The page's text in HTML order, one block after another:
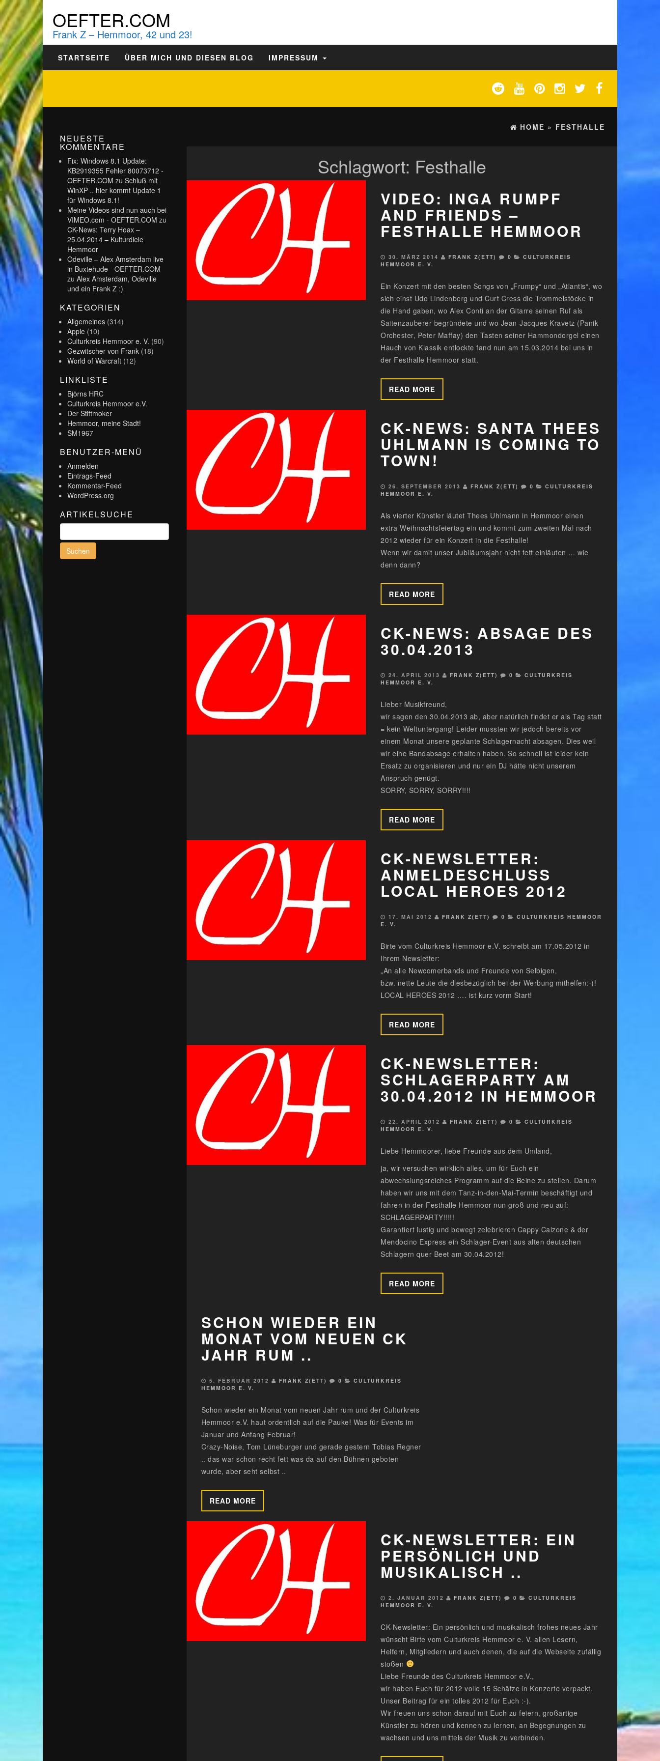
OEFTER.COM
Frank Z – Hemmoor, 42 und 23!
STARTSEITE ÜBER MICH UND DIESEN BLOG IMPRESSUM
NEUESTE
KOMMENTARE
Fix: Windows 8.1 Update:
KB2919355 Fehler 80073712 -
OEFTER.COM zuSchluß mit
WinXP .. hier kommt Update 1
für Windows 8.1!
Meine Videos sind nun auch bei
VIMEO.com - OEFTER.COM zu
CK-News: Terry Hoax –
25.04.2014 – Kulturdiele
Hemmoor
Odeville – Alex Amsterdam live
in Buxtehude - OEFTER.COM
zuAlex Amsterdam, Odeville
und ein Frank Z :)
KATEGORIEN
Allgemeines (314)
Apple (10)
Culturkreis Hemmoor e. V. (90)
Gezwitscher von Frank (18)
World of Warcraft (12)
LINKLISTE
Björns HRC
Culturkreis Hemmoor e.V.
Der Stiftmoker
Hemmoor, meine Stadt!
SM1967
BENUTZER-MENÜ
Anmelden
Eintrags-Feed
Kommentar-Feed
WordPress.org
ARTIKELSUCHE
Suchen
nach:
HOME » FESTHALLE
Schlagwort: Festhalle
VIDEO: INGA RUMPF
AND FRIENDS –
FESTHALLE HEMMOOR
30. MÄRZ 2014 FRANK Z(ETT) 0
CULTURKREIS
HEMMOOR E. V.
Ein Konzert mit den besten Songs von „Frumpy“ und „Atlantis“, wo
sich einst Udo Lindenberg und Curt Cress die Trommelstöcke in
die Hand gaben, wo Alex Conti an der Gitarre seinen Ruf als
Saitenzauberer begründete und wo Jean-Jacques Kravetz (Panik
Orchester, Peter Maffay) den Tasten seiner Hammondorgel einen
Hauch von Klassik entlockte fand nun am 15.03.2014 bei uns in
der Festhalle Hemmoor statt.
READ MORE
CK-NEWS: SANTA THEES
UHLMANN IS COMING TO
TOWN!
26. SEPTEMBER 2013 FRANK Z(ETT) 0
CULTURKREIS
HEMMOOR E. V.
Als vierter Künstler läutet Thees Uhlmann in Hemmoor einen
extra Weihnachtsfeiertag ein und kommt zum zweiten Mal nach
2012 wieder für ein Konzert in die Festhalle!
Wenn wir damit unser Jubiläumsjahr nicht fett einläuten … wie
denn dann?
READ MORE
CK-NEWS: ABSAGE DES
30.04.2013
24. APRIL 2013 FRANK Z(ETT) 0
CULTURKREIS
HEMMOOR E. V.
Lieber Musikfreund,
wir sagen den 30.04.2013 ab, aber natürlich findet er als Tag statt
= kein Weltuntergang! Leider mussten wir jedoch bereits vor
einem Monat unsere geplante Schlagernacht absagen. Dies weil
wir eine Bandabsage erhalten haben. So schnell ist leider kein
Ersatz zu organisieren und nur ein DJ hätte nicht unserem
Anspruch genügt.
SORRY, SORRY, SORRY!!!!
READ MORE
CK-NEWSLETTER:
ANMELDESCHLUSS
LOCAL HEROES 2012
17. MAI 2012 FRANK Z(ETT) 0
CULTURKREIS HEMMOOR
E. V.
Birte vom Culturkreis Hemmoor e.V. schreibt am 17.05.2012 in
Ihrem Newsletter:
„An alle Newcomerbands und Freunde von Selbigen,
bzw. nette Leute die diesbezüglich bei der Werbung mithelfen:-)!
LOCAL HEROES 2012 …. ist kurz vorm Start!
READ MORE
CK-NEWSLETTER:
SCHLAGERPARTY AM
30.04.2012 IN HEMMOOR
22. APRIL 2012 FRANK Z(ETT) 0
CULTURKREIS
HEMMOOR E. V.
Liebe Hemmoorer, liebe Freunde aus dem Umland,
ja, wir versuchen wirklich alles, um für Euch ein
abwechslungsreiches Programm auf die Beine zu stellen. Darum
haben wir uns mit dem Tanz-in-den-Mai-Termin beschäftigt und
fahren in der Festhalle Hemmoor nun groß und neu auf:
SCHLAGERPARTY!!!!!
Garantiert lustig und bewegt zelebrieren Cappy Calzone & der
Mendocino Express ein Schlager-Event aus alten deutschen
Schlagern quer Beet am 30.04.2012!
READ MORE
SCHON WIEDER EIN
MONAT VOM NEUEN CK
JAHR RUM ..
5. FEBRUAR 2012 FRANK Z(ETT) 0
CULTURKREIS
HEMMOOR E. V.
Schon wieder ein Monat vom neuen Jahr rum und der Culturkreis
Hemmoor e.V. haut ordentlich auf die Pauke! Was für Events im
Januar und Anfang Februar!
Crazy-Noise, Tom Lüneburger und gerade gestern Tobias Regner
.. das war schon recht fett was da auf den Bühnen geboten
wurde, aber seht selbst ..
READ MORE
CK-NEWSLETTER: EIN
PERSÖNLICH UND
MUSIKALISCH ..
2. JANUAR 2012 FRANK Z(ETT) 0
CULTURKREIS
HEMMOOR E. V.
CK-Newsletter: Ein persönlich und musikalisch frohes neues Jahr
wünscht Birte vom Culturkreis Hemmoor e. V. allen Lesern,
Helfern, Mitgliedern und auch denen, die auf die Webseite zufällig
stoßen
Liebe Freunde des Culturkreis Hemmoor e.V.,
wir haben Euch für 2012 volle 15 Schätze in Konzerte verpackt.
Unser Beitrag für ein tolles 2012 für Euch :-).
Wir freuen uns schon darauf mit Euch zu feiern, großartige
Künstler zu hören und kennen zu lernen, an Begegnungen zu
wachsen und uns mittels der Musik zu verbinden.